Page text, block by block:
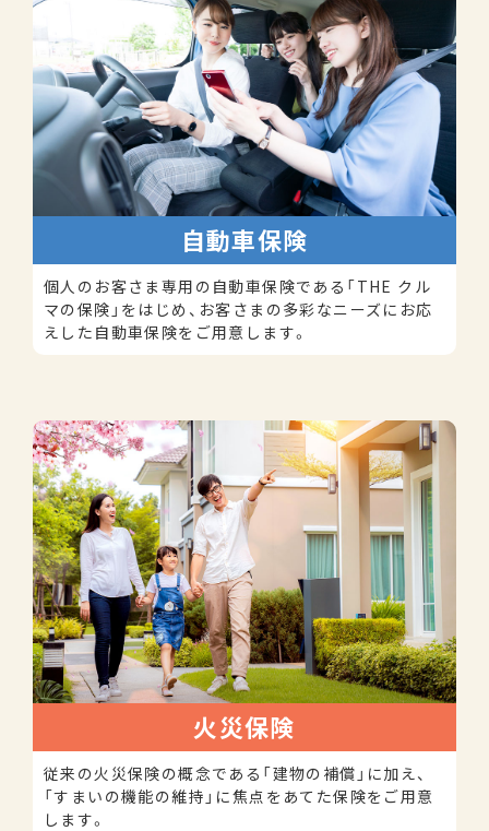
自動車保険
個人のお客さま専用の自動車保険である「THE クル
マの保険」をはじめ、お客さまの多彩なニーズにお応
えした自動車保険をご用意します。
火災保険
従来の火災保険の概念である「建物の補償」に加え、
「すまいの機能の維持」に焦点をあてた保険をご用意
します。